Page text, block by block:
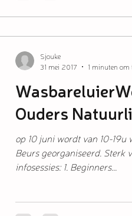
Ouders
op 10 juni wordt van 10-
Beurs georganiseerd. Sterk
infosessies: 1. Beginners...
Sjouke
31 mei 2017
1 minuten om